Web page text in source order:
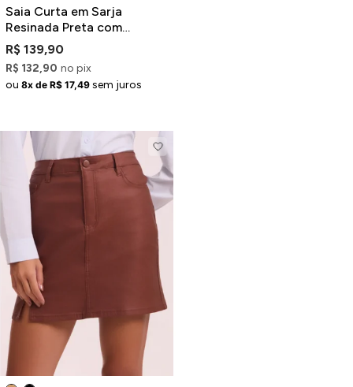
Saia Curta em Sarja
Resinada Preta com
Recortes
R$ 139,90
R$ 132,90 no pix
ou 8x de R$ 17,49 sem juros